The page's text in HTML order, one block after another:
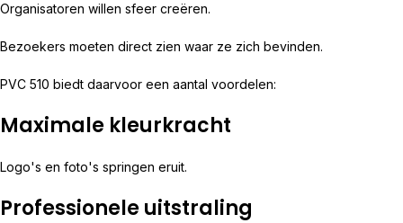
Organisatoren willen sfeer creëren.
Bezoekers moeten direct zien waar ze zich bevinden.
PVC 510 biedt daarvoor een aantal voordelen:
Maximale kleurkracht
Logo's en foto's springen eruit.
Professionele uitstraling